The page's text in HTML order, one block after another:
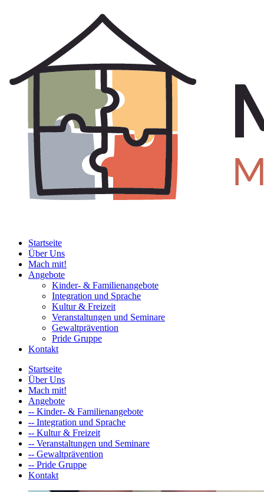
Startseite
Über Uns
Mach mit!
Angebote
Kinder- & Familienangebote
Integration und Sprache
Kultur & Freizeit
Veranstaltungen und Seminare
Gewaltprävention
Pride Gruppe
Kontakt
Startseite
Über Uns
Mach mit!
Angebote
-- Kinder- & Familienangebote
-- Integration und Sprache
-- Kultur & Freizeit
-- Veranstaltungen und Seminare
-- Gewaltprävention
-- Pride Gruppe
Kontakt